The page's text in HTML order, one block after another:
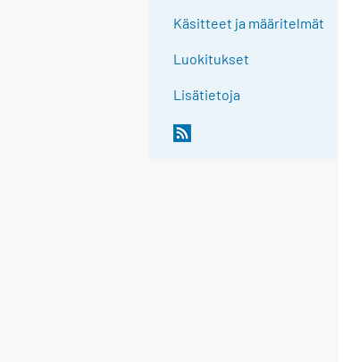
Käsitteet ja määritelmät
Luokitukset
Lisätietoja